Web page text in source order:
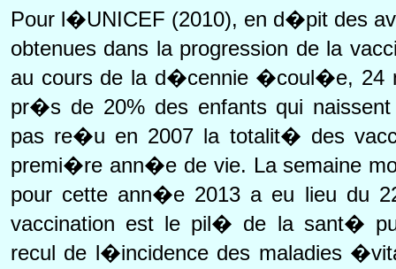
Pour l�UNICEF (2010), en d�pit des
obtenues dans la progression de la
au cours de la d�cennie �coul�e, 24
pr�s de 20% des enfants qui
pas re�u en 2007 la totalit� des
premi�re ann�e de vie. La semaine
pour cette ann�e 2013 a eu lieu du
vaccination est le pil� de la sant�
recul de l�incidence des maladies